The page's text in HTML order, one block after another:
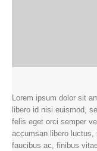
Lorem ipsum dolor sit
libero id nisi euismod,
felis eget orci semper
accumsan libero luctus,
faucibus ac, finibus